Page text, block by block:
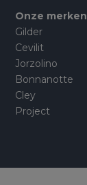
Onze merken
Gilder
Cevilit
Jorzolino
Bonnanotte
Cley
Project